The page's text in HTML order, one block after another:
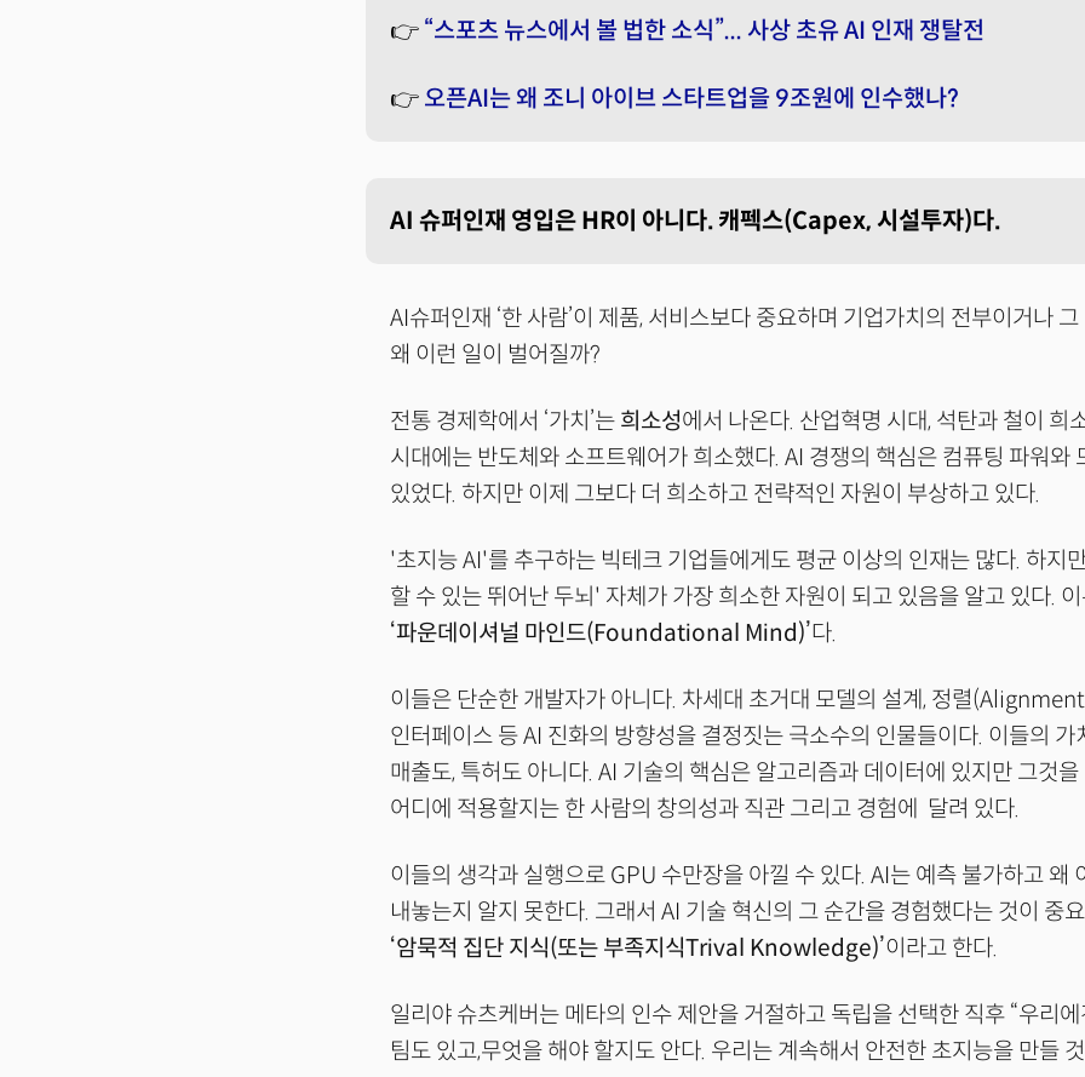
👉 “스포츠 뉴스에서 볼 법한 소식”... 사상 초유 AI 인재 쟁탈전
👉 오픈AI는 왜 조니 아이브 스타트업을 9조원에 인수했나?
AI 슈퍼인재 영입은 HR이 아니다. 캐펙스(Capex, 시설투자)다.
AI슈퍼인재 ‘한 사람’이 제품, 서비스보다 중요하며 기업가치의 전부이거나
왜 이런 일이 벌어질까?
전통 경제학에서 ‘가치’는 희소성에서 나온다. 산업혁명 시대, 석탄과 철이 희
시대에는 반도체와 소프트웨어가 희소했다. AI 경쟁의 핵심은 컴퓨팅 파워와
있었다. 하지만 이제 그보다 더 희소하고 전략적인 자원이 부상하고 있다.
'초지능 AI'를 추구하는 빅테크 기업들에게도 평균 이상의 인재는 많다. 하지
할 수 있는 뛰어난 두뇌' 자체가 가장 희소한 자원이 되고 있음을 알고 있다.
‘파운데이셔널 마인드(Foundational Mind)’다.
이들은 단순한 개발자가 아니다. 차세대 초거대 모델의 설계, 정렬
인터페이스 등 AI 진화의 방향성을 결정짓는 극소수의 인물들이다. 이들의 가
매출도, 특허도 아니다. AI 기술의 핵심은 알고리즘과 데이터에 있지만 그것
어디에 적용할지는 한 사람의 창의성과 직관 그리고 경험에 달려 있다.
이들의 생각과 실행으로 GPU 수만장을 아낄 수 있다. AI는 예측 불가하고 왜
내놓는지 알지 못한다. 그래서 AI 기술 혁신의 그 순간을 경험했다는 것이 중
‘암묵적 집단 지식(또는 부족지식Trival Knowledge)’이라고 한다.
일리야 슈츠케버는 메타의 인수 제안을 거절하고 독립을 선택한 직후 “우리
팀도 있고,무엇을 해야 할지도 안다. 우리는 계속해서 안전한 초지능을 만들